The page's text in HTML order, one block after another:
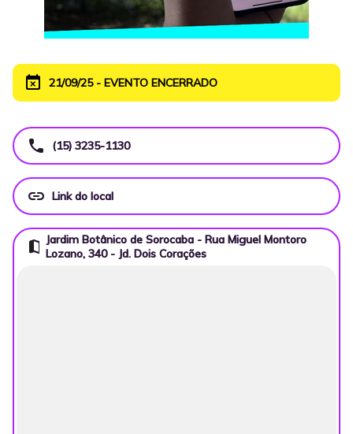
event_busy 21/09/25 - EVENTO ENCERRADO
call (15) 3235-1130
link Link do local
map Jardim Botânico de Sorocaba - Rua Miguel Montoro
Lozano, 340 - Jd. Dois Corações